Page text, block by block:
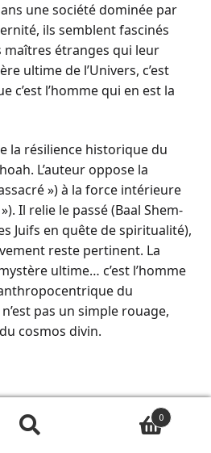
une société dominée par
ils semblent fascinés
maîtres étranges qui leur
ultime de l’Univers, c’est
c’est l’homme qui en est la
la résilience historique du
L’auteur oppose la
») à la force intérieure
Il relie le passé (Baal Shem-
Juifs en quête de spiritualité),
reste pertinent. La
ultime… c’est l’homme
du
pas un simple rouage,
cosmos divin.
de
de création
0